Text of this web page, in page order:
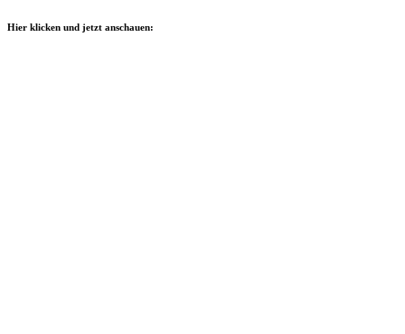
Hier klicken und jetzt anschauen: